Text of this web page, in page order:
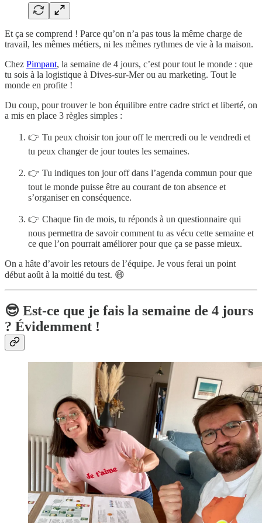
Et ça se comprend ! Parce qu’on n’a pas tous la même charge de
travail, les mêmes métiers, ni les mêmes rythmes de vie à la maison.
Chez Pimpant, la semaine de 4 jours, c’est pour tout le monde : que
tu sois à la logistique à Dives-sur-Mer ou au marketing. Tout le
monde en profite !
Du coup, pour trouver le bon équilibre entre cadre strict et liberté, on
a mis en place 3 règles simples :
👉 Tu peux choisir ton jour off le mercredi ou le vendredi et
tu peux changer de jour toutes les semaines.
👉 Tu indiques ton jour off dans l’agenda commun pour que
tout le monde puisse être au courant de ton absence et
s’organiser en conséquence.
👉 Chaque fin de mois, tu réponds à un questionnaire qui
nous permettra de savoir comment tu as vécu cette semaine et
ce que l’on pourrait améliorer pour que ça se passe mieux.
On a hâte d’avoir les retours de l’équipe. Je vous ferai un point
début août à la moitié du test. 😄
😎 Est-ce que je fais la semaine de 4 jours
? Évidemment !